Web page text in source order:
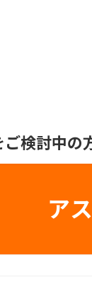
ご検討中の
ア